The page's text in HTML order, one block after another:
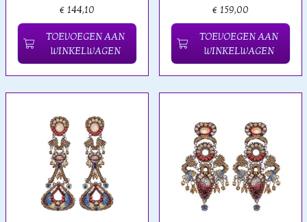
€ 144,10
TOEVOEGEN AAN
WINKELWAGEN
€ 159,00
TOEVOEGEN AAN
WINKELWAGEN